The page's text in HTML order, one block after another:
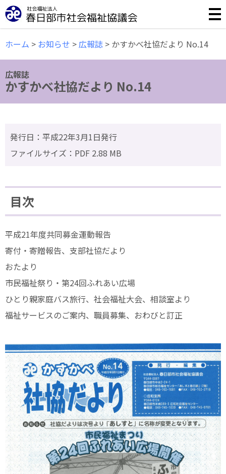
誰もが安心して暮らせる福祉のまちづくりのために様々な
ホーム > お知らせ >広報誌 > かすかべ社協だより No.14
広報誌
かすかべ社協だより No.14
発行日：平成22年3月1日発行
ファイルサイズ：PDF 2.88 MB
目次
平成21年度共同募金運動報告
寄付・寄贈報告、支部社協だより
おたより
市民福祉祭り・第24回ふれあい広場
ひとり親家庭バス旅行、社会福祉大会、相談室より
福祉サービスのご案内、職員募集、おわびと訂正